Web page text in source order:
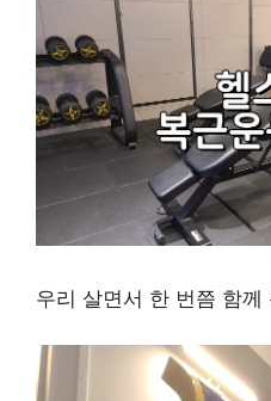
우리 살면서 한 번쯤 함께